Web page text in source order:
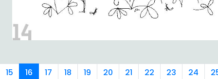
15 16 17 18 19 20 21 22 23 24